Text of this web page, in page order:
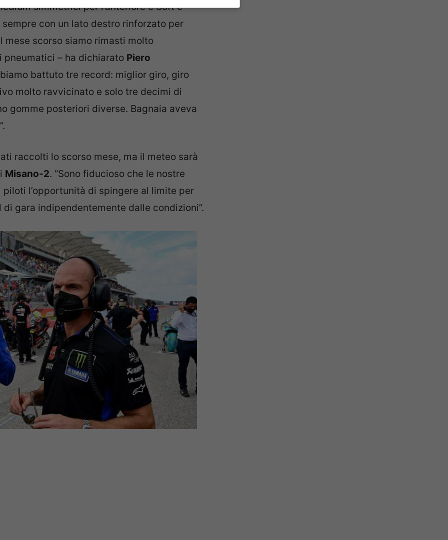
simmetrici per l’anteriore e Soft e
con un lato destro rinforzato per
mese scorso siamo rimasti molto
– ha dichiarato Piero
battuto tre record: miglior giro, giro
molto ravvicinato e solo tre decimi di
gomme posteriori diverse. Bagnaia aveva
raccolti lo scorso mese, ma il meteo sarà
Misano-2. “Sono fiducioso che le nostre
l’opportunità di spingere al limite per
gara indipendentemente dalle condizioni”.